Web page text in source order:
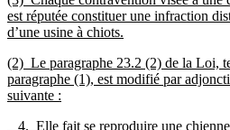
est réputée constituer une infraction
d’une usine à chiots.
(2) Le paragraphe 23.2 (2) de la Loi,
paragraphe (1), est modifié par
suivante :
4. Elle fait se reproduire une